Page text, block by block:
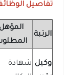
تفاصيل
الرتبة
المؤهل
وكيل شهادة